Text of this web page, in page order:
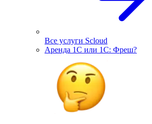
Все услуги Scloud
Аренда 1С или 1С: Фреш?